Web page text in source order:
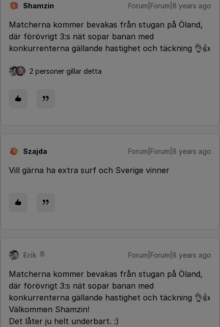
S Shamzin Forum|Forum|8 years ago
Matcherna kommer bevakas från stugan på Öland,
där förövrigt 3:s nät sopar banan med
konkurrenterna gällande hastighet och täckning 👌👍
2 personer gillar detta
S Szajda Forum|Forum|8 years ago
Vill gärna ha extra surf och Sverige vinner
Erik Forum|Forum|8 years ago
Matcherna kommer bevakas från stugan på Öland,
där förövrigt 3:s nät sopar banan med
konkurrenterna gällande hastighet och täckning 👌👍
Välkommen Shamzin!
Det låter ju helt underbart. :)